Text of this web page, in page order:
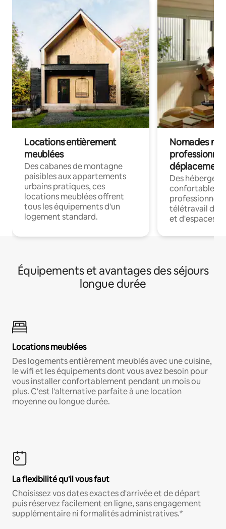
Locations entièrement
meublées
Des cabanes de montagne
paisibles aux appartements
urbains pratiques, ces
locations meublées offrent
tous les équipements d'un
logement standard.
Nomades
déplacement
Des
confortables
professionnels
télétravail
et d'espaces
Équipements et avantages des séjours
longue durée
Locations meublées
Des logements entièrement meublés avec une cuisine,
le wifi et les équipements dont vous avez besoin pour
vous installer confortablement pendant un mois ou
plus. C'est l'alternative parfaite à une location
moyenne ou longue durée.
La flexibilité qu'il vous faut
Choisissez vos dates exactes d'arrivée et de départ
puis réservez facilement en ligne, sans engagement
supplémentaire ni formalités administratives.*